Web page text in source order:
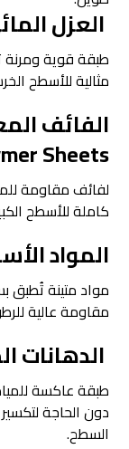
العزل
طبقة قوية ومرنة
مثالية للأسطح
Sheets)
لفائف مقاومة
كاملة للأسطح
المواد
مواد متينة تُطبق
مقاومة عالية
الدهانات
طبقة عاكسة
دون الحاجة
السطح.